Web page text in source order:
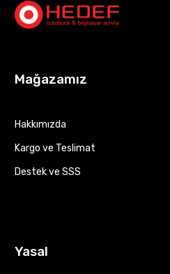
Mağazamız
Hakkımızda
Kargo ve Teslimat
Destek ve SSS
Yasal